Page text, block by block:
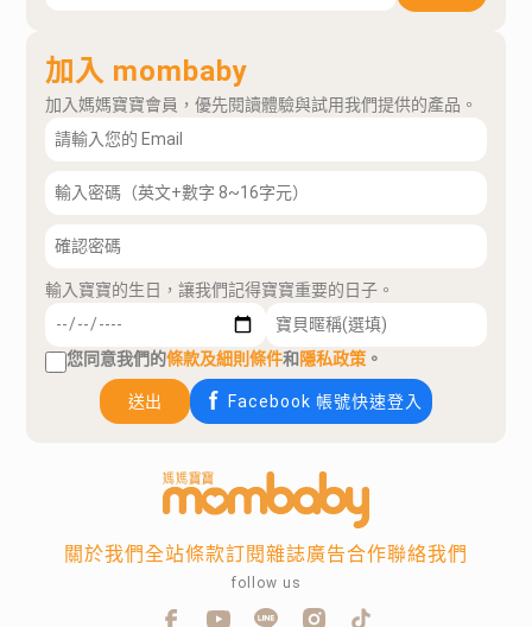
加入 mombaby
加入媽媽寶寶會員，優先閱讀體驗與試用我們提供的產品。
輸入寶寶的生日，讓我們記得寶寶重要的日子。
您同意我們的條款及細則條件和隱私政策 。
送出 Facebook 帳號快速登入
關於我們全站條款訂閱雜誌廣告合作聯絡我們
follow us